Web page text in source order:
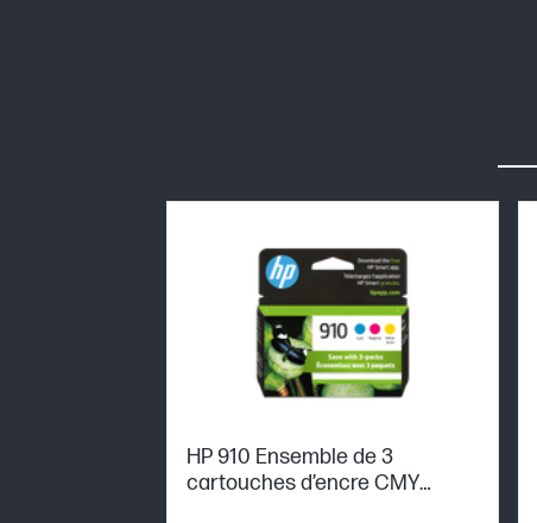
HP 910 Ensemble de 3
cartouches d’encre CMY